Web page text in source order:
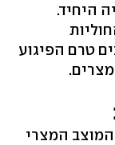
היחיד.
טרם הפיגוע
המצרי